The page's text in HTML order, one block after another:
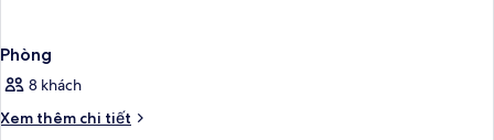
Phòng
8 khách
Xem thêm chi tiết
Chi